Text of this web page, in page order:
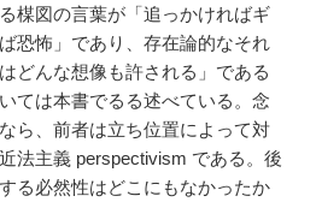
楳図の言葉が「追っかければギ
恐怖」であり、存在論的なそれ
どんな想像も許される」である
ては本書でるる述べている。念
ら、前者は立ち位置によって対
法主義 perspectivism である。後
る必然性はどこにもなかったか